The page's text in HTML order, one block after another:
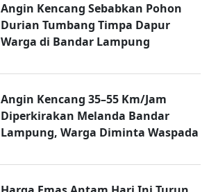
Angin Kencang Sebabkan Pohon
Durian Tumbang Timpa Dapur
Warga di Bandar Lampung
Angin Kencang 35–55 Km/Jam
Diperkirakan Melanda Bandar
Lampung, Warga Diminta Waspada